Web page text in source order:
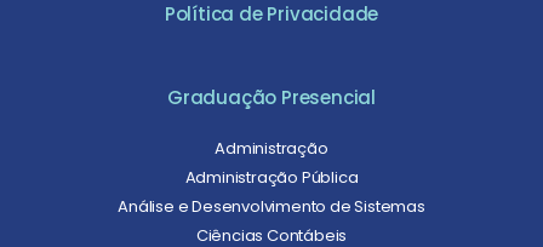
Política de Privacidade
Graduação Presencial
Administração
Administração Pública
Análise e Desenvolvimento de Sistemas
Ciências Contábeis